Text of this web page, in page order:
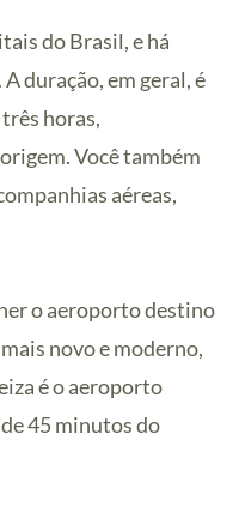
do Brasil, e há
duração, em geral, é
horas,
Você também
aéreas,
o aeroporto destino
novo e moderno,
é o aeroporto
45 minutos do